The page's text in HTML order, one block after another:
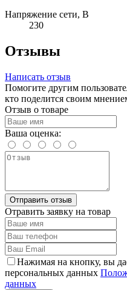
Напряжение сети, В
230
Отзывы
Написать отзыв
Помогите другим
кто поделится своим
Отзыв о товаре
Ваша оценка:
Отправить отзыв
Отравить заявку на товар
Нажимая на кнопку, вы
персональных данных
данных